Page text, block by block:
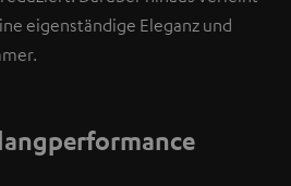
eigenständige Eleganz und